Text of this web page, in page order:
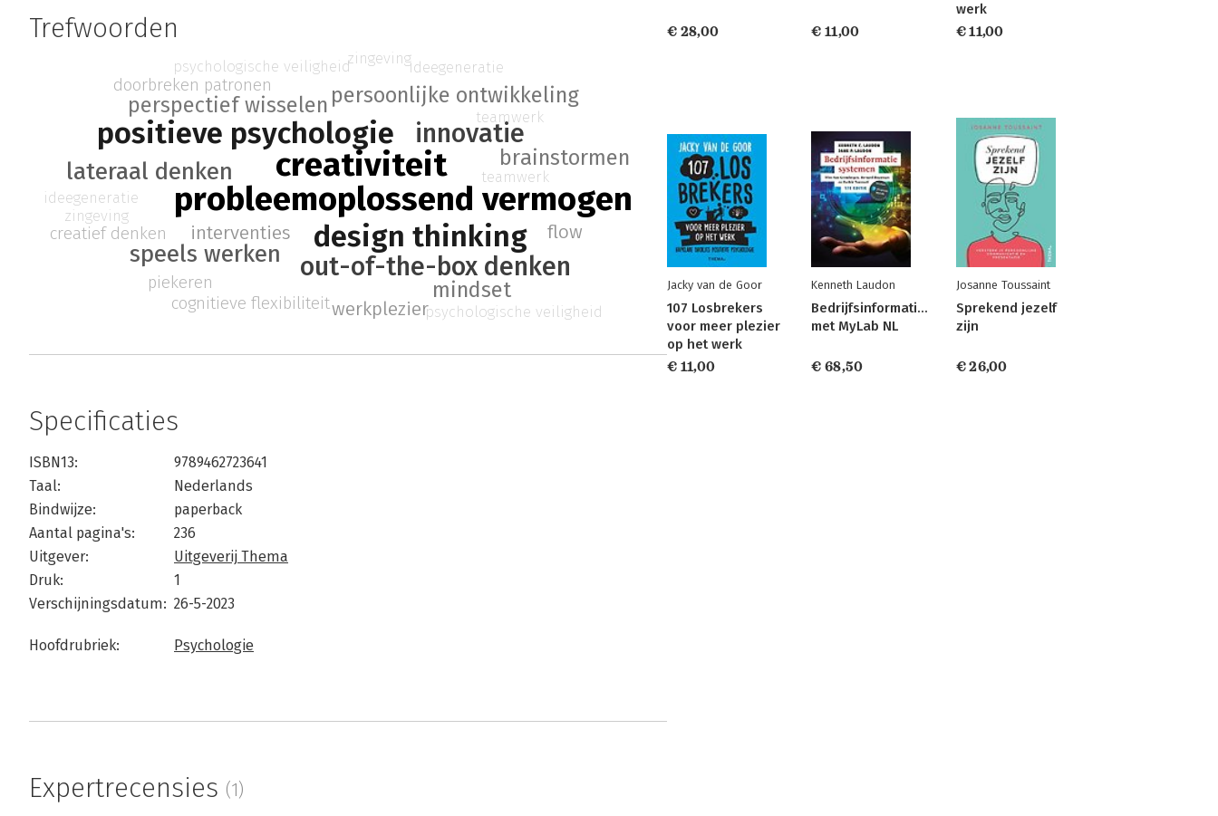
Trefwoorden
creativiteit
probleemoplossend vermogen
design thinking
positieve psychologie
out-of-the-box denken
innovatie
speels werken
lateraal denken
perspectief wisselen persoonlijke ontwikkeling
brainstormen
mindset
interventies flow
werkplezier
cognitieve flexibiliteit
piekeren
doorbreken patronen
creatief denken
zingeving
teamwerk
ideegeneratie
psychologische veiligheidzingeving
teamwerk
ideegeneratie
psychologische veiligheid
Specificaties
ISBN13:
9789462723641
Taal:
Nederlands
Bindwijze:
paperback
Aantal pagina's:
236
Uitgever:
Uitgeverij Thema
Druk:
1
Verschijningsdatum: 26-5-2023
Hoofdrubriek: Psychologie
Expertrecensies (1)
€ 28,00 € 11,00
werk
€ 11,00
Jacky van de Goor
107 Losbrekers
voor meer plezier
op het werk
€ 11,00
Kenneth Laudon
Bedrijfsinformatiesystemen,
met MyLab NL
€ 68,50
Josanne Toussaint
Sprekend jezelf
zijn
€ 26,00